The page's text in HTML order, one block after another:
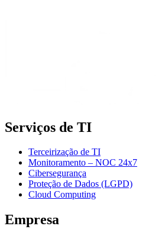
Serviços de TI
Terceirização de TI
Monitoramento – NOC 24x7
Cibersegurança
Proteção de Dados (LGPD)
Cloud Computing
Empresa